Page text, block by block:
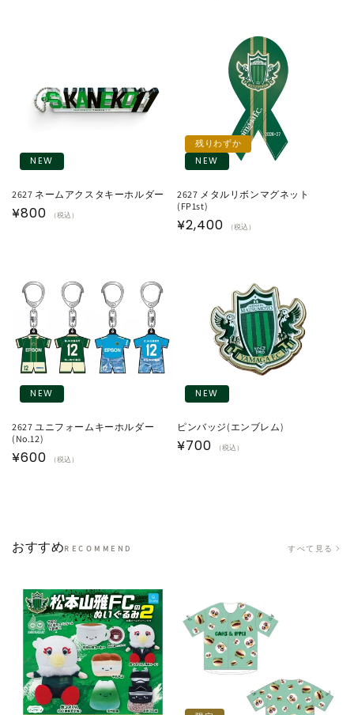
NEW
2627 ネームアクスタキーホルダー
通
¥800 （税込）
残りわずか
NEW
2627 メタルリボンマグネット
(FP1st)
通
¥2,400 （税込）
NEW
2627 ユニフォームキーホルダー
(No.12)
通
¥600 （税込）
NEW
ピンバッジ(エンブレム)
通
¥700 （税込）
おすすめRECOMMEND すべて見る